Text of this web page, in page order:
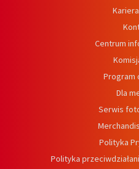
Centrum
Program
Dla
Serwis
Polityka
Polityka